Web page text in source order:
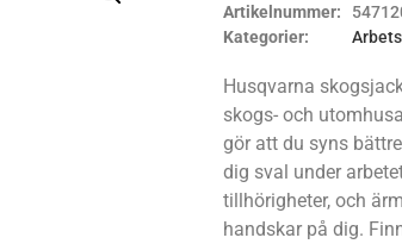
Artikelnummer:
Kategorier:
Husqvarna
skogs- och
gör att du syns
dig sval under
tillhörigheter, och
handskar på dig.